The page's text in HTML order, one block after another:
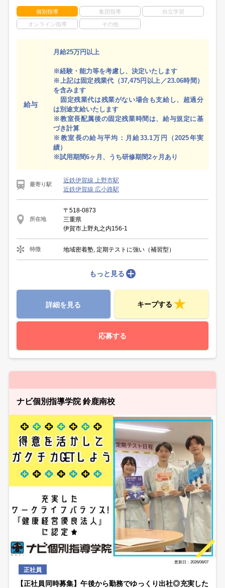
個別指導 集団指導 自立学習
オンライン指導 その他
給与
月給25万円以上
※経験・能力等を考慮し、決定いたします
※上記は固定残業代（37,475円以上／23.06時間）
を含みます
固定残業代は残業がない場合も支給し、超過分
は別途支給いたします
※教室長配属後の固定残業時間は、給与規定に基
づき計算
※教室長の給与平均：月給33.1万円（2025年実
績）
※試用期間6ヶ月、うち研修期間2ヶ月あり
最寄り駅
近鉄伊賀線 上野市駅
近鉄伊賀線 広小路駅
所在地
〒518-0873
三重県
伊賀市上野丸之内156-1
特徴 地域密着塾, 定期テストに強い（補習型）
もっと見る
詳細を見る キープする
応募する
ナビ個別指導学院 鈴鹿南校
更新日：2026/08/07
正社員
【正社員同時募集】午後から勤務でゆっくり出社◎充実した